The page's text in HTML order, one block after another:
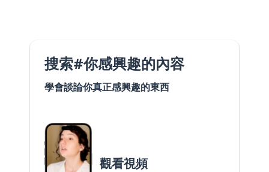
搜索#你感興趣的內容
學會談論你真正感興趣的東西
觀看視頻